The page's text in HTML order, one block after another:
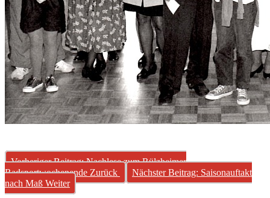
Vorheriger Beitrag: Nachlese zum Rülzheimer
Radsportwochenende Zurück
Nächster Beitrag: Saisonauftakt
nach Maß Weiter